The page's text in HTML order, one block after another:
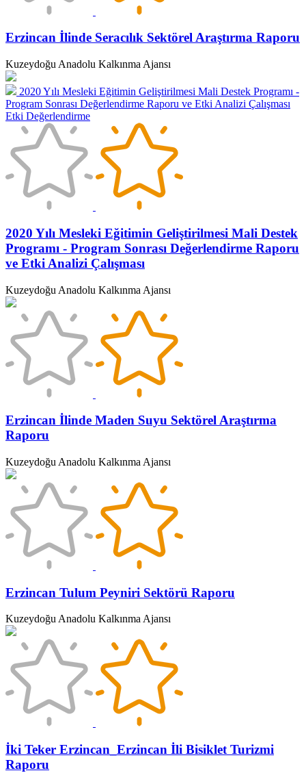
Erzincan İlinde Seracılık Sektörel Araştırma Raporu
Kuzeydoğu Anadolu Kalkınma Ajansı
2020 Yılı Mesleki Eğitimin Geliştirilmesi Mali Destek Programı -
Program Sonrası Değerlendirme Raporu ve Etki Analizi Çalışması
Etki Değerlendirme
2020 Yılı Mesleki Eğitimin Geliştirilmesi Mali Destek
Programı - Program Sonrası Değerlendirme Raporu
ve Etki Analizi Çalışması
Kuzeydoğu Anadolu Kalkınma Ajansı
Erzincan İlinde Maden Suyu Sektörel Araştırma
Raporu
Kuzeydoğu Anadolu Kalkınma Ajansı
Erzincan Tulum Peyniri Sektörü Raporu
Kuzeydoğu Anadolu Kalkınma Ajansı
İki Teker Erzincan_Erzincan İli Bisiklet Turizmi
Raporu